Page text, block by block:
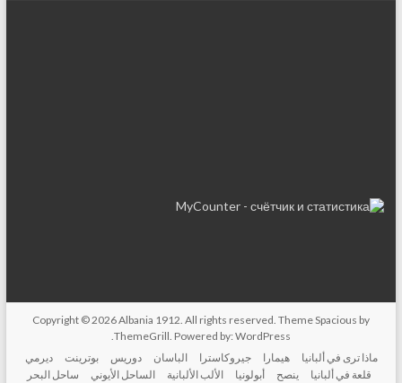
Copyright © 2026Albania 1912. All rights reserved. ThemeSpacious by
ThemeGrill. Powered by:WordPress
.
ماذا ترى في ألبانيا
هيمارا جيروكاسترا الباسان دوريس بوترينت
ديرمي
قلعة في ألبانيا
ينصح أبولونيا الألب الألبانية الساحل الأيوني ساحل البحر